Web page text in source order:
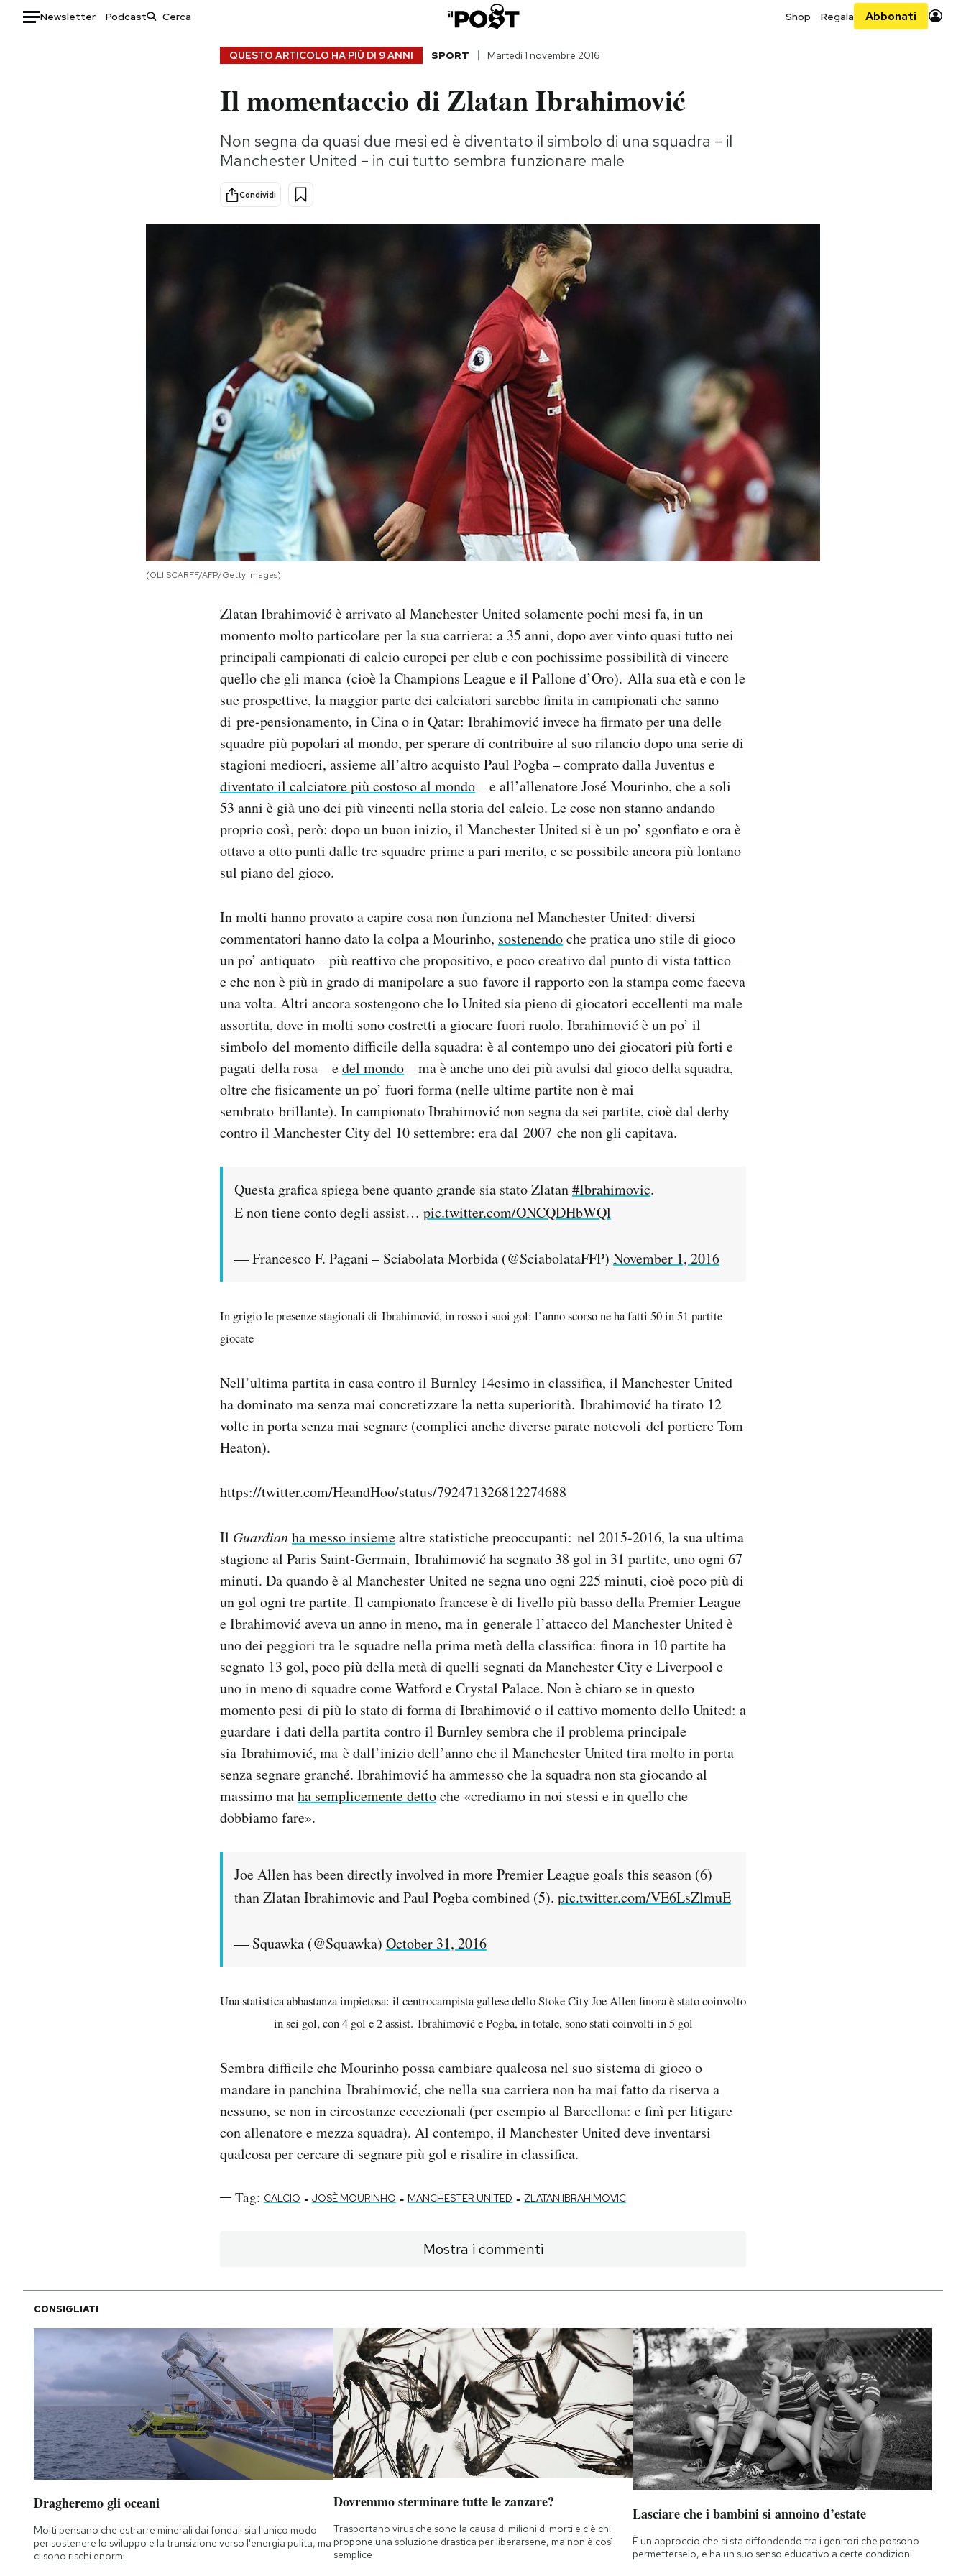
Newsletter Podcast Shop Regala Abbonati
Consumismi
Storie/Idee
Ok Boomer!
Media
Mondiali calcio 2026
QUESTO ARTICOLO HA PIÙ DI 9 ANNI SPORT Martedì 1 novembre 2016
Il momentaccio di Zlatan Ibrahimović
Non segna da quasi due mesi ed è diventato il simbolo di una squadra – il
Manchester United – in cui tutto sembra funzionare male
Condividi
(OLI SCARFF/AFP/Getty Images)
Zlatan Ibrahimović è arrivato al Manchester United solamente pochi mesi fa, in un
momento molto particolare per la sua carriera: a 35 anni, dopo aver vinto quasi tutto nei
principali campionati di calcio europei per club e con pochissime possibilità di vincere
quello che gli manca (cioè la Champions League e il Pallone d’Oro). Alla sua età e con le
sue prospettive, la maggior parte dei calciatori sarebbe finita in campionati che sanno
di pre-pensionamento, in Cina o in Qatar: Ibrahimović invece ha firmato per una delle
squadre più popolari al mondo, per sperare di contribuire al suo rilancio dopo una serie di
stagioni mediocri, assieme all’altro acquisto Paul Pogba – comprato dalla Juventus e
diventato il calciatore più costoso al mondo– e all’allenatore José Mourinho, che a soli
53 anni è già uno dei più vincenti nella storia del calcio. Le cose non stanno andando
proprio così, però: dopo un buon inizio, il Manchester United si è un po’ sgonfiato e ora è
ottavo a otto punti dalle tre squadre prime a pari merito, e se possibile ancora più lontano
sul piano del gioco.
In molti hanno provato a capire cosa non funziona nel Manchester United: diversi
commentatori hanno dato la colpa a Mourinho, sostenendoche pratica uno stile di gioco
un po’ antiquato – più reattivo che propositivo, e poco creativo dal punto di vista tattico –
e che non è più in grado di manipolare a suo favore il rapporto con la stampa come faceva
una volta. Altri ancora sostengono che lo United sia pieno di giocatori eccellenti ma male
assortita, dove in molti sono costretti a giocare fuori ruolo. Ibrahimović è un po’ il
simbolo del momento difficile della squadra: è al contempo uno dei giocatori più forti e
pagati della rosa – edel mondo– ma è anche uno dei più avulsi dal gioco della squadra,
oltre che fisicamente un po’ fuori forma (nelle ultime partite non è mai
sembrato brillante). In campionato Ibrahimović non segna da sei partite, cioè dal derby
contro il Manchester City del 10 settembre: era dal 2007 che non gli capitava.
Questa grafica spiega bene quanto grande sia stato Zlatan#Ibrahimovic.
E non tiene conto degli assist… pic.twitter.com/ONCQDHbWQl
— Francesco F. Pagani – Sciabolata Morbida (@SciabolataFFP) November 1, 2016
In grigio le presenze stagionali di Ibrahimović, in rosso i suoi gol: l’anno scorso ne ha fatti 50 in 51 partite
giocate
Nell’ultima partita in casa contro il Burnley 14esimo in classifica, il Manchester United
ha dominato ma senza mai concretizzare la netta superiorità. Ibrahimović ha tirato 12
volte in porta senza mai segnare (complici anche diverse parate notevoli del portiere Tom
Heaton).
https://twitter.com/HeandHoo/status/792471326812274688
Il Guardianha messo insiemealtre statistiche preoccupanti: nel 2015-2016, la sua ultima
stagione al Paris Saint-Germain, Ibrahimović ha segnato 38 gol in 31 partite, uno ogni 67
minuti. Da quando è al Manchester United ne segna uno ogni 225 minuti, cioè poco più di
un gol ogni tre partite. Il campionato francese è di livello più basso della Premier League
e Ibrahimović aveva un anno in meno, ma in generale l’attacco del Manchester United è
uno dei peggiori tra le squadre nella prima metà della classifica: finora in 10 partite ha
segnato 13 gol, poco più della metà di quelli segnati da Manchester City e Liverpool e
uno in meno di squadre come Watford e Crystal Palace. Non è chiaro se in questo
momento pesi di più lo stato di forma di Ibrahimović o il cattivo momento dello United: a
guardare i dati della partita contro il Burnley sembra che il problema principale
sia Ibrahimović, ma è dall’inizio dell’anno che il Manchester United tira molto in porta
senza segnare granché. Ibrahimović ha ammesso che la squadra non sta giocando al
massimo maha semplicemente dettoche «crediamo in noi stessi e in quello che
dobbiamo fare».
Joe Allen has been directly involved in more Premier League goals this season (6)
than Zlatan Ibrahimovic and Paul Pogba combined (5). pic.twitter.com/VE6LsZlmuE
— Squawka (@Squawka) October 31, 2016
Una statistica abbastanza impietosa: il centrocampista gallese dello Stoke City Joe Allen finora è stato coinvolto
in sei gol, con 4 gol e 2 assist. Ibrahimović e Pogba, in totale, sono stati coinvolti in 5 gol
Sembra difficile che Mourinho possa cambiare qualcosa nel suo sistema di gioco o
mandare in panchina Ibrahimović, che nella sua carriera non ha mai fatto da riserva a
nessuno, se non in circostanze eccezionali (per esempio al Barcellona: e finì per litigare
con allenatore e mezza squadra). Al contempo, il Manchester United deve inventarsi
qualcosa per cercare di segnare più gol e risalire in classifica.
Tag: CALCIO - JOSÈ MOURINHO - MANCHESTER UNITED - ZLATAN IBRAHIMOVIC
Mostra i commenti
CONSIGLIATI
Dragheremo gli oceani
Molti pensano che estrarre minerali dai fondali sia l'unico modo
per sostenere lo sviluppo e la transizione verso l'energia pulita, ma
ci sono rischi enormi
Dovremmo sterminare tutte le zanzare?
Trasportano virus che sono la causa di milioni di morti e c'è chi
propone una soluzione drastica per liberarsene, ma non è così
semplice
Lasciare che i bambini si annoino d’estate
È un approccio che si sta diffondendo tra i genitori che possono
permetterselo, e ha un suo senso educativo a certe condizioni